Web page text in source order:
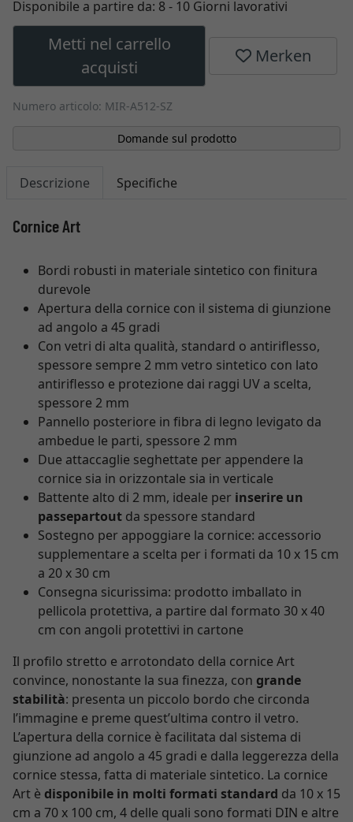
Disponibile a partire da: 8 - 10 Giorni lavorativi
Metti nel carrello
acquisti
Merken
Numero articolo: MIR-A512-SZ
Domande sul prodotto
Descrizione Specifiche
Cornice Art
Bordi robusti in materiale sintetico con finitura
durevole
Apertura della cornice con il sistema di giunzione
ad angolo a 45 gradi
Con vetri di alta qualità, standard o antiriflesso,
spessore sempre 2 mm vetro sintetico con lato
antiriflesso e protezione dai raggi UV a scelta,
spessore 2 mm
Pannello posteriore in fibra di legno levigato da
ambedue le parti, spessore 2 mm
Due attaccaglie seghettate per appendere la
cornice sia in orizzontale sia in verticale
Battente alto di 2 mm, ideale per inserire un
passepartout da spessore standard
Sostegno per appoggiare la cornice: accessorio
supplementare a scelta per i formati da 10 x 15 cm
a 20 x 30 cm
Consegna sicurissima: prodotto imballato in
pellicola protettiva, a partire dal formato 30 x 40
cm con angoli protettivi in cartone
Il profilo stretto e arrotondato della cornice Art
convince, nonostante la sua finezza, con grande
stabilità: presenta un piccolo bordo che circonda
l’immagine e preme quest’ultima contro il vetro.
L’apertura della cornice è facilitata dal sistema di
giunzione ad angolo a 45 gradi e dalla leggerezza della
cornice stessa, fatta di materiale sintetico. La cornice
Art è disponibile in molti formati standard da 10 x 15
cm a 70 x 100 cm, 4 delle quali sono formati DIN e altre